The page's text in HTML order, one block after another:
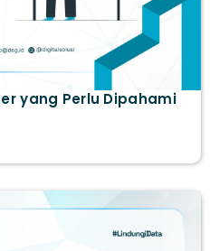
yang Perlu Dipahami